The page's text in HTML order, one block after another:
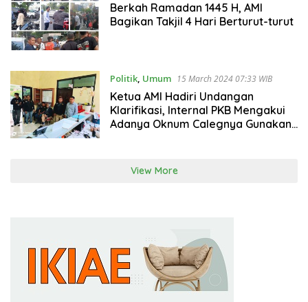
Berkah Ramadan 1445 H, AMI
Bagikan Takjil 4 Hari Berturut-turut
Politik, Umum 15 March 2024 07:33 WIB
Ketua AMI Hadiri Undangan
Klarifikasi, Internal PKB Mengakui
Adanya Oknum Calegnya Gunakan
View More